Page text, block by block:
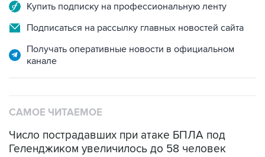
Купить подписку на профессиональную ленту
Подписаться на рассылку главных новостей сайта
Получать оперативные новости в официальном
канале
САМОЕ ЧИТАЕМОЕ
Число пострадавших при атаке БПЛА под
Геленджиком увеличилось до 58 человек